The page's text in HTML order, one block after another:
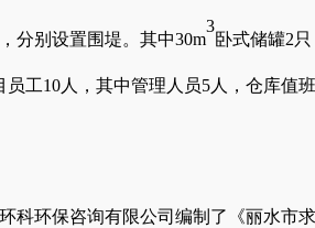
分别设置围堤。其中30m
3
卧式储罐2
员工10人，其中管理人员5人，仓库值
科环保咨询有限公司编制了《丽水市